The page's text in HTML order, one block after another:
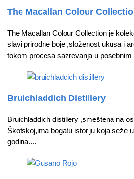
The Macallan Colour
The Macallan Colour Collection je
slavi prirodne boje ,složenost ukusa i
tokom procesa sazrevanja u posebnim
Bruichladdich Distillery
Bruichladdich distillery ,smeštena na
Škotskoj,ima bogatu istoriju koja seže
godina....